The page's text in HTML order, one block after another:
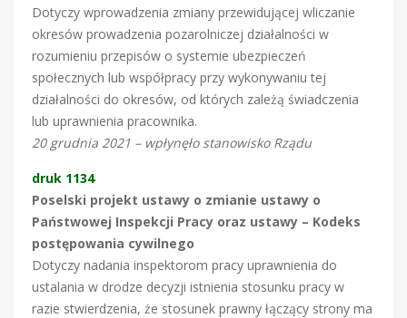
Dotyczy wprowadzenia zmiany przewidującej wliczanie
okresów prowadzenia pozarolniczej działalności w
rozumieniu przepisów o systemie ubezpieczeń
społecznych lub współpracy przy wykonywaniu tej
działalności do okresów, od których zależą świadczenia
lub uprawnienia pracownika.
20 grudnia 2021 – wpłynęło stanowisko Rządu
druk 1134
Poselski projekt ustawy o zmianie ustawy o
Państwowej Inspekcji Pracy oraz ustawy – Kodeks
postępowania cywilnego
Dotyczy nadania inspektorom pracy uprawnienia do
ustalania w drodze decyzji istnienia stosunku pracy w
razie stwierdzenia, że stosunek prawny łączący strony ma